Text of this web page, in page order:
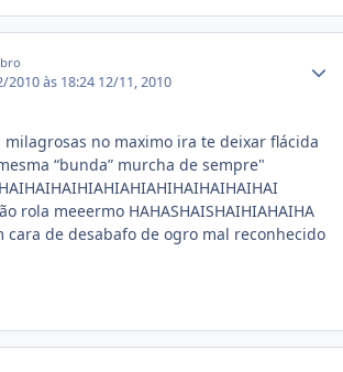
2010 às 18:24 12/11, 2010
no maximo ira te deixar flácida
“bunda” murcha de sempre"
rola meeermo HAHASHAISHAIHIAHAIHA
cara de desabafo de ogro mal reconhecido